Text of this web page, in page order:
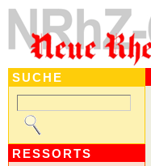
SUCHE
RESSORTS